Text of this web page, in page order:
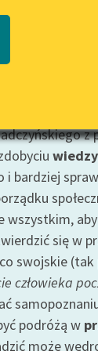
PDF
najczęściej
społeczeństw,
z
wiedzy
i bardziej
wszystkim,
się w
swojskie (tak
człowieka
podróżą w
może